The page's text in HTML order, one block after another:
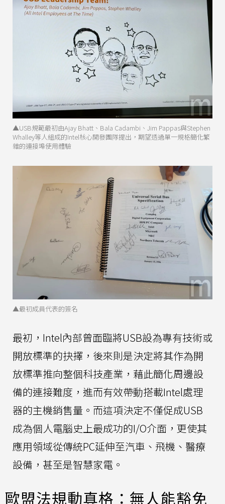
▲USB規範最初由Ajay Bhatt、Bala Cadambi、Jim Pappas與Stephen
Whalley等人組成的Intel核心開發團隊提出，期望透過單一規格簡化繁
雜的連接埠使用體驗
▲最初成員代表的簽名
最初，Intel內部曾面臨將USB設為專有技術或
開放標準的抉擇，後來則是決定將其作為開
放標準推向整個科技產業，藉此簡化周邊設
備的連接難度，進而有效帶動搭載Intel處理
器的主機銷售量。而這項決定不僅促成USB
成為個人電腦史上最成功的I/O介面，更使其
應用領域從傳統PC延伸至汽車、飛機、醫療
設備，甚至是智慧家電。
歐盟法規動真格：無人能豁免